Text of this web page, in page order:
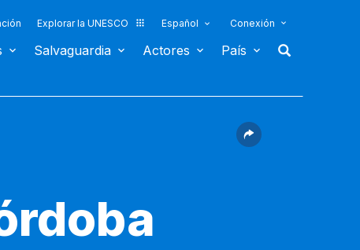
Explorar la UNESCO Español Conexión
Salvaguardia Actores País